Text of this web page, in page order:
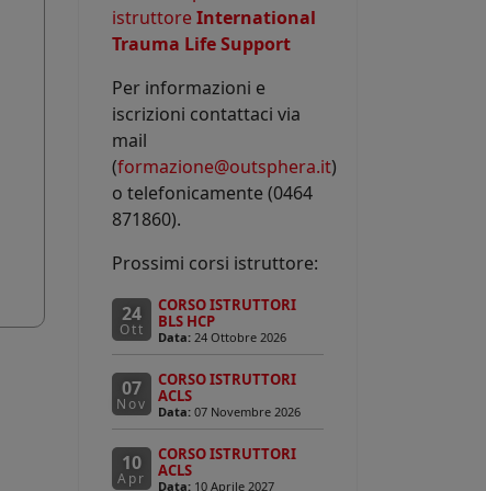
istruttoreInternational
Trauma Life Support
Per informazioni e
iscrizioni contattaci via
mail
(formazione@outsphera.it)
o telefonicamente (0464
871860).
Prossimi corsi istruttore:
24
Ott
CORSO ISTRUTTORI
BLS HCP
Data: 24 Ottobre 2026
07
Nov
CORSO ISTRUTTORI
ACLS
Data: 07 Novembre 2026
10
Apr
CORSO ISTRUTTORI
ACLS
Data: 10 Aprile 2027